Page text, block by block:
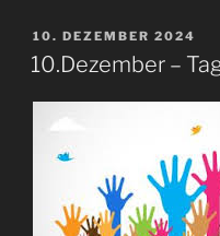
VERÖFFENTLICHT
AM
10. DEZEMBER 2024
10.Dezember –